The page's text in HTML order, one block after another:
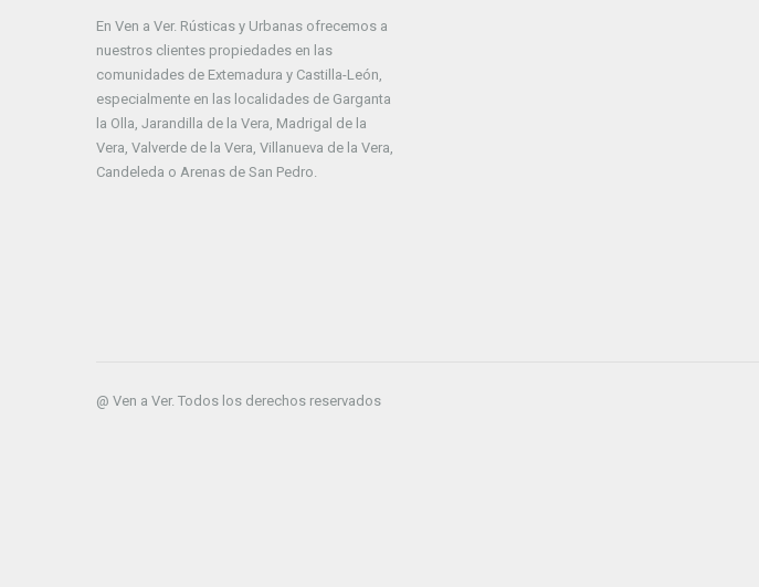
En Ven a Ver. Rústicas y Urbanas ofrecemos a
nuestros clientes propiedades en las
comunidades de Extemadura y Castilla-León,
especialmente en las localidades de Garganta
la Olla, Jarandilla de la Vera, Madrigal de la
Vera, Valverde de la Vera, Villanueva de la Vera,
Candeleda o Arenas de San Pedro.
@ Ven a Ver. Todos los derechos reservados